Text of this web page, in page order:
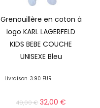
Grenouillère en coton à
logo KARL LAGERFELD
KIDS BEBE COUCHE
UNISEXE Bleu
Livraison 3.90 EUR
49,00€ 32,00€